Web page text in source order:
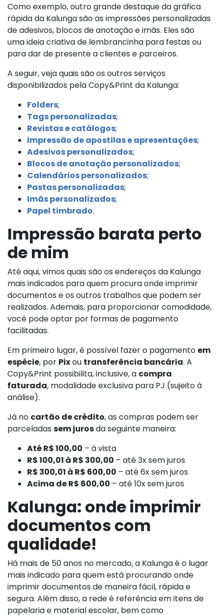
Como exemplo, outro grande destaque da gráfica
rápida da Kalunga são as impressões personalizadas
de adesivos, blocos de anotação e imãs. Eles são
uma ideia criativa de lembrancinha para festas ou
para dar de presente a clientes e parceiros.
A seguir, veja quais são os outros serviços
disponibilizados pela Copy&Print da Kalunga:
Folders;
Tags personalizadas;
Revistas e catálogos;
Impressão de apostilas e apresentações;
Adesivos personalizados;
Blocos de anotação personalizados;
Calendários personalizados;
Pastas personalizadas;
Imãs personalizados;
Papel timbrado.
Impressão barata perto
de mim
Até aqui, vimos quais são os endereços da Kalunga
mais indicados para quem procura onde imprimir
documentos e os outros trabalhos que podem ser
realizados. Ademais, para proporcionar comodidade,
você pode optar por formas de pagamento
facilitadas.
Em primeiro lugar, é possível fazer o pagamento em
espécie, por Pixou transferência bancária. A
Copy&Print possibilita, inclusive, a compra
faturada, modalidade exclusiva para PJ (sujeito à
análise).
Já no cartão de crédito, as compras podem ser
parceladas sem jurosda seguinte maneira:
Até R$ 100,00 – à vista
R$ 100,01 à R$ 300,00 – até 3x sem juros
R$ 300,01 à R$ 600,00 – até 6x sem juros
Acima de R$ 600,00 – até 10x sem juros
Kalunga: onde imprimir
documentos com
qualidade!
Há mais de 50 anos no mercado, a Kalunga é o lugar
mais indicado para quem está procurando onde
imprimir documentos de maneira fácil, rápida e
segura. Além disso, a rede é referência em itens de
papelaria e material escolar, bem como